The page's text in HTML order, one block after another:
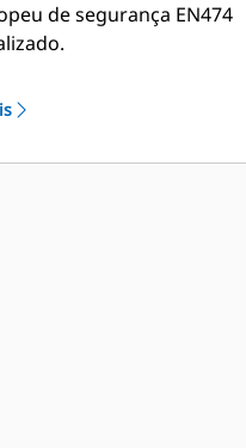
de segurança EN474
seguros. O operador
assistência é